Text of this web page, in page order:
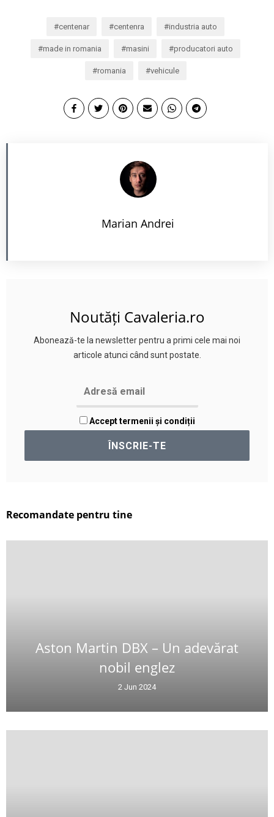
centenar centenra industria auto
made in romania masini producatori auto
romania vehicule
Marian Andrei
Noutăți Cavaleria.ro
Abonează-te la newsletter pentru a primi cele mai noi
articole atunci când sunt postate.
Accept termenii și condiții
Recomandate pentru tine
Aston Martin DBX – Un adevărat
nobil englez
2 Jun 2024